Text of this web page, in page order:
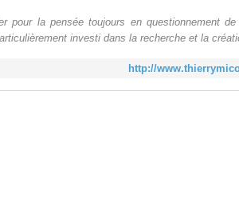
pour la pensée toujours en questionnement
investi dans la recherche et la
http://